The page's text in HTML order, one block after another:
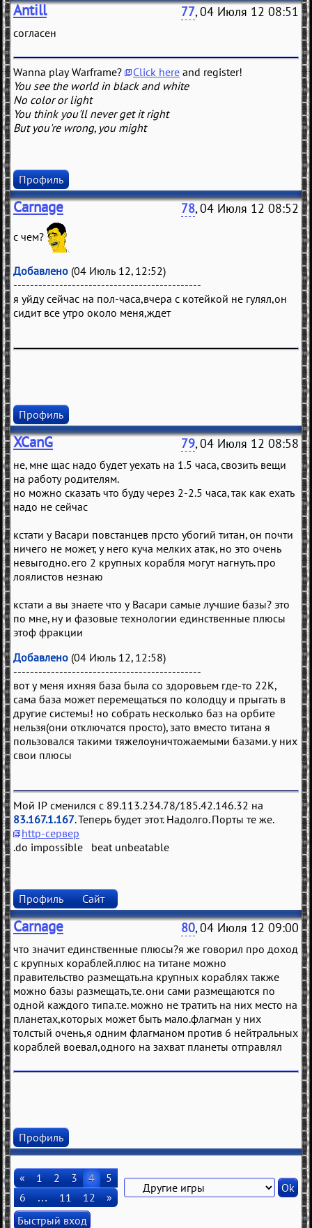
Antill 77, 04 Июля 12 08:51
согласен
Wanna play Warframe? Click here and register!
You see the world in black and white
No color or light
You think you'll never get it right
But you're wrong, you might
Профиль
Carnage 78, 04 Июля 12 08:52
с чем?
Добавлено (04 Июль 12, 12:52)
---------------------------------------------
я уйду сейчас на пол-часа,вчера с котейкой не гулял,он
сидит все утро около меня,ждет
Профиль
XCanG 79, 04 Июля 12 08:58
не, мне щас надо будет уехать на 1.5 часа, свозить вещи
на работу родителям.
но можно сказать что буду через 2-2.5 часа, так как ехать
надо не сейчас
кстати у Васари повстанцев прсто убогий титан, он почти
ничего не может, у него куча мелких атак, но это очень
невыгодно. его 2 крупных корабля могут нагнуть. про
лоялистов незнаю
кстати а вы знаете что у Васари самые лучшие базы? это
по мне, ну и фазовые технологии единственные плюсы
этоф фракции
Добавлено (04 Июль 12, 12:58)
---------------------------------------------
вот у меня ихняя база была со здоровьем где-то 22К,
сама база может перемещаться по колодцу и прыгать в
другие системы! но собрать несколько баз на орбите
нельзя(они отключатся просто), зато вместо титана я
пользовался такими тяжелоуничтожаемыми базами. у них
свои плюсы
Мой IP сменился с 89.113.234.78/185.42.146.32 на
83.167.1.167. Теперь будет этот. Надолго. Порты те же.
http-сервер
.do impossible beat unbeatable
Профиль Сайт
Carnage 80, 04 Июля 12 09:00
что значит единственные плюсы?я же говорил про доход
с крупных кораблей.плюс на титане можно
правительство размещать.на крупных кораблях также
можно базы размещать,т.е. они сами размещаются по
одной каждого типа.т.е. можно не тратить на них место на
планетах,которых может быть мало.флагман у них
толстый очень,я одним флагманом против 6 нейтральных
кораблей воевал,одного на захват планеты отправлял
Профиль
« 1 2 3 4
5
6
… 11 12 »